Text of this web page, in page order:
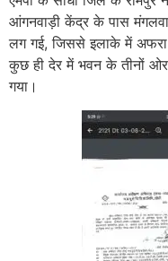
आंगनवाड़ी केंद्र के पास
लग गई, जिससे इलाके में
कुछ ही देर में भवन के तीनों
गया।